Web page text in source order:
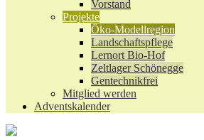
Vorstand
Projekte
Öko-Modellregion
Landschaftspflege
Lernort Bio-Hof
Zeltlager Schönegge
Gentechnikfrei
Mitglied werden
Adventskalender